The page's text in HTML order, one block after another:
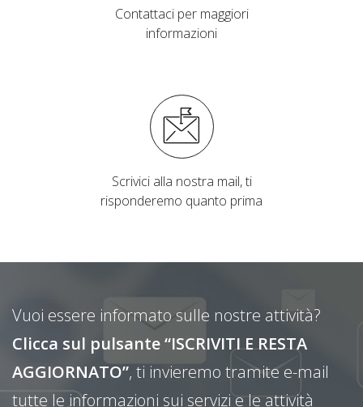
Contattaci per maggiori
informazioni
Scrivici alla nostra mail, ti
risponderemo quanto prima
Vuoi essere informato sulle nostre attività?
Clicca sul pulsante “ISCRIVITI E RESTA
AGGIORNATO”, ti invieremo tramite e-mail
tutte le informazioni sui servizi e le attività